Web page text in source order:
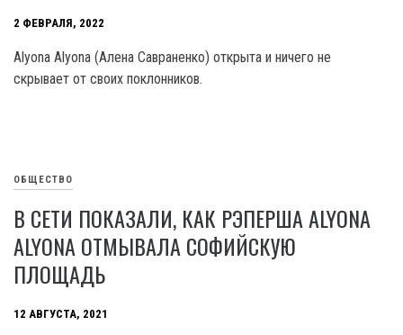
2 ФЕВРАЛЯ, 2022
Аlyona Аlyona (Алена Савраненко) открыта и ничего не
скрывает от своих поклонников.
ОБЩЕСТВО
В СЕТИ ПОКАЗАЛИ, КАК РЭПЕРША ALYONA
ALYONA ОТМЫВАЛА СОФИЙСКУЮ
ПЛОЩАДЬ
12 АВГУСТА, 2021